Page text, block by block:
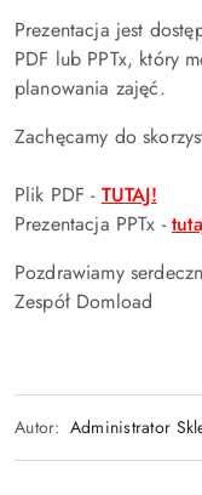
Prezentacja jest
PDF lub PPTx, który
planowania zajęć.
Zachęcamy do
Plik PDF - TUTAJ!
Prezentacja PPTx -
Pozdrawiamy
Zespół Domload
Autor: Administrator